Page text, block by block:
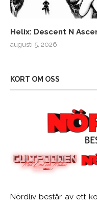
Helix: Descent N
augusti 5, 2026
KORT OM OSS
Nördliv består av ett